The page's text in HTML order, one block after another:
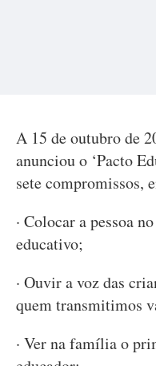
A 15 de outubro de
anunciou o ‘Pacto
sete compromissos,
· Colocar a pessoa
educativo;
· Ouvir a voz das
quem transmitimos
· Ver na família o